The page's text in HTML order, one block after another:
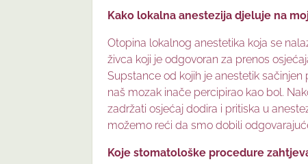
Kako lokalna anestezija djeluje na
Otopina lokalnog anestetika koja se
živca koji je odgovoran za prenos
Supstance od kojih je anestetik
naš mozak inače percipirao kao bol.
zadržati osjećaj dodira i pritiska u
možemo reći da smo dobili
Koje stomatološke procedure